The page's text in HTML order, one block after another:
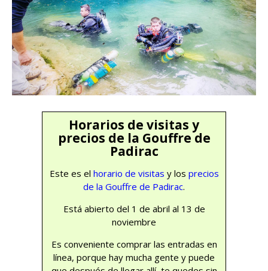
Horarios de visitas y
precios de la Gouffre de
Padirac
Este es el horario de visitas y los precios
de la Gouffre de Padirac.
Está abierto del 1 de abril al 13 de
noviembre
Es conveniente comprar las entradas en
línea, porque hay mucha gente y puede